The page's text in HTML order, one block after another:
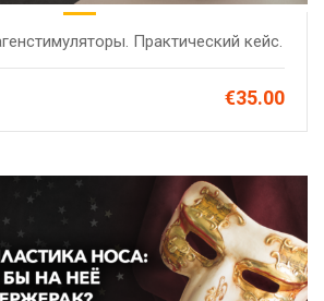
Практический кейс.
€35.00